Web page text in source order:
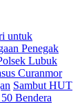
untuk
Penegak
Lubuk
Curanmor
Sambut HUT
Bendera